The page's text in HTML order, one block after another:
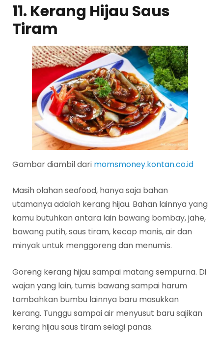
11. Kerang Hijau Saus
Tiram
Gambar diambil dari momsmoney.kontan.co.id
Masih olahan seafood, hanya saja bahan
utamanya adalah kerang hijau. Bahan lainnya yang
kamu butuhkan antara lain bawang bombay, jahe,
bawang putih, saus tiram, kecap manis, air dan
minyak untuk menggoreng dan menumis.
Goreng kerang hijau sampai matang sempurna. Di
wajan yang lain, tumis bawang sampai harum
tambahkan bumbu lainnya baru masukkan
kerang. Tunggu sampai air menyusut baru sajikan
kerang hijau saus tiram selagi panas.